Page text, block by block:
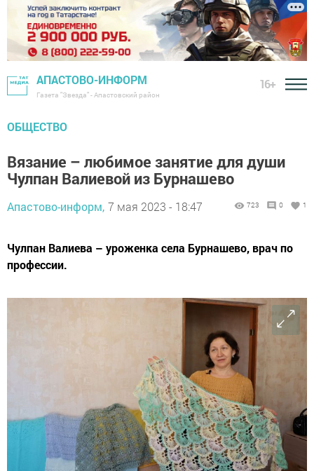
АПАСТОВО-ИНФОРМ
Газета "Звезда" - Апастовский район
16+
ОБЩЕСТВО
Вязание – любимое занятие для души
Чулпан Валиевой из Бурнашево
Апастово-информ, 7 мая 2023 - 18:47 723 0 1
Чулпан Валиева – уроженка села Бурнашево, врач по
профессии.